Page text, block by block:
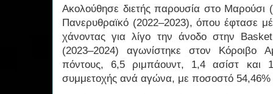
Ακολούθησε διετής παρουσία στο Μαρούσι
Πανερυθραϊκό (2022–2023), όπου έφτασε
χάνοντας για λίγο την άνοδο στην
(2023–2024) αγωνίστηκε στον Κόροιβο
πόντους, 6,5 ριμπάουντ, 1,4 ασίστ και
συμμετοχής ανά αγώνα, με ποσοστό 54,46%